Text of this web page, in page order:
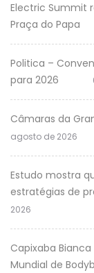
Electric Summit
Praça do Papa
Politica –
para 2026
Câmaras da
agosto de 2026
Estudo mostra
estratégias de
2026
Capixaba
Mundial de